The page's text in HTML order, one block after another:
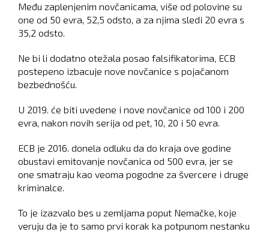
Među zaplenjenim novčanicama, više od polovine su
one od 50 evra, 52,5 odsto, a za njima sledi 20 evra s
35,2 odsto.
Ne bi li dodatno otežala posao falsifikatorima, ECB
postepeno izbacuje nove novčanice s pojačanom
bezbednošću.
U 2019. će biti uvedene i nove novčanice od 100 i 200
evra, nakon novih serija od pet, 10, 20 i 50 evra.
ECB je 2016. donela odluku da do kraja ove godine
obustavi emitovanje novčanica od 500 evra, jer se
one smatraju kao veoma pogodne za švercere i druge
kriminalce.
To je izazvalo bes u zemljama poput Nemačke, koje
veruju da je to samo prvi korak ka potpunom nestanku